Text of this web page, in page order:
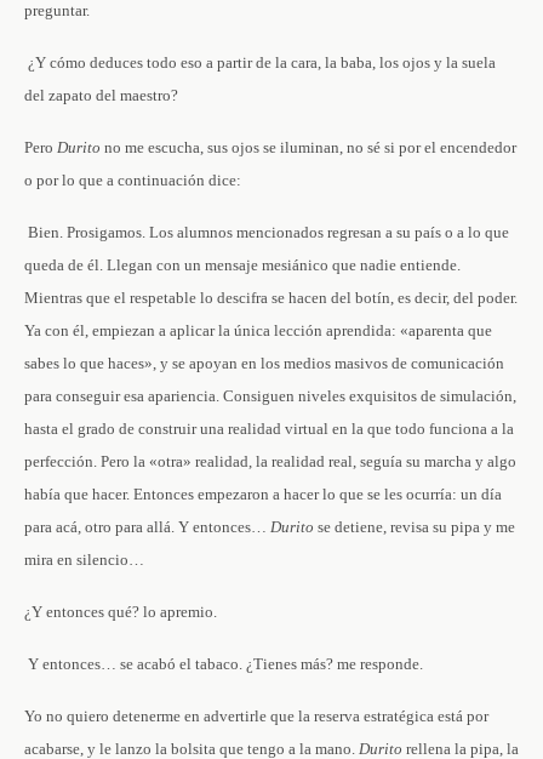
preguntar.
­ ¿Y cómo deduces todo eso a partir de la cara, la baba, los ojos y la suela
del zapato del maestro?
Pero Durito no me escucha, sus ojos se iluminan, no sé si por el encendedor
o por lo que a continuación dice:
­ Bien. Prosigamos. Los alumnos mencionados regresan a su país o a lo que
queda de él. Llegan con un mensaje mesiánico que nadie entiende.
Mientras que el respetable lo descifra se hacen del botín, es decir, del poder.
Ya con él, empiezan a aplicar la única lección aprendida: «aparenta que
sabes lo que haces», y se apoyan en los medios masivos de comunicación
para conseguir esa apariencia. Consiguen niveles exquisitos de simulación,
hasta el grado de construir una realidad virtual en la que todo funciona a la
perfección. Pero la «otra» realidad, la realidad real, seguía su marcha y algo
había que hacer. Entonces empezaron a hacer lo que se les ocurría: un día
para acá, otro para allá. Y entonces… ­ Durito se detiene, revisa su pipa y me
mira en silencio…
­¿Y entonces qué? ­lo apremio.
­ Y entonces… se acabó el tabaco. ¿Tienes más? ­me responde.
Yo no quiero detenerme en advertirle que la reserva estratégica está por
acabarse, y le lanzo la bolsita que tengo a la mano. Durito rellena la pipa, la